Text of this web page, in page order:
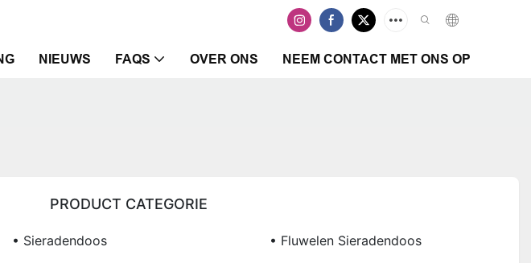
NIEUWS FAQS OVER ONS NEEM CONTACT MET ONS OP
PRODUCT CATEGORIE
• Sieradendoos
• Fluwelen Sieradendoos